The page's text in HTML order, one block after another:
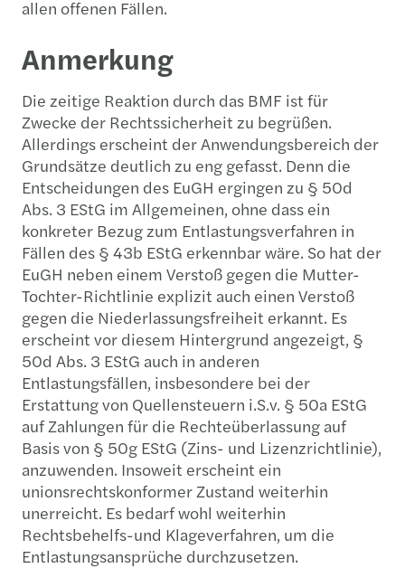
allen offenen Fällen.
Anmerkung
Die zeitige Reaktion durch das BMF ist für
Zwecke der Rechtssicherheit zu begrüßen.
Allerdings erscheint der Anwendungsbereich der
Grundsätze deutlich zu eng gefasst. Denn die
Entscheidungen des EuGH ergingen zu § 50d
Abs. 3 EStG im Allgemeinen, ohne dass ein
konkreter Bezug zum Entlastungsverfahren in
Fällen des § 43b EStG erkennbar wäre. So hat der
EuGH neben einem Verstoß gegen die Mutter-
Tochter-Richtlinie explizit auch einen Verstoß
gegen die Niederlassungsfreiheit erkannt. Es
erscheint vor diesem Hintergrund angezeigt, §
50d Abs. 3 EStG auch in anderen
Entlastungsfällen, insbesondere bei der
Erstattung von Quellensteuern i.S.v. § 50a EStG
auf Zahlungen für die Rechteüberlassung auf
Basis von § 50g EStG (Zins- und Lizenzrichtlinie),
anzuwenden. Insoweit erscheint ein
unionsrechtskonformer Zustand weiterhin
unerreicht. Es bedarf wohl weiterhin
Rechtsbehelfs-und Klageverfahren, um die
Entlastungsansprüche durchzusetzen.